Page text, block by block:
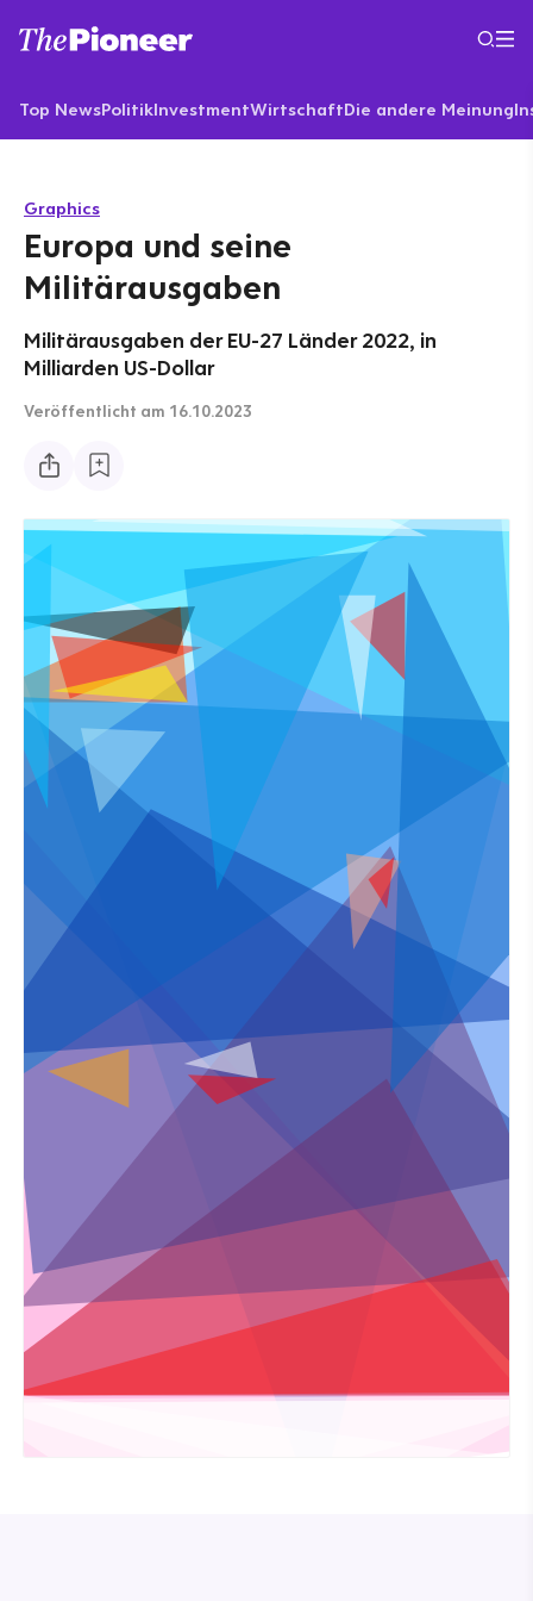
Top NewsPolitikInvestmentWirtschaftDie andere Meinung
Graphics
Europa und seine
Militärausgaben
Militärausgaben der EU-27 Länder 2022, in
Milliarden US-Dollar
Veröffentlicht am 16.10.2023